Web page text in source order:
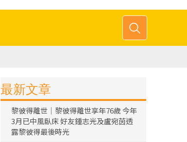
最新文章
黎彼得離世｜黎彼得離世享年76歲 今年
3月已中風臥床 好友鍾志光及盧宛茵透
露黎彼得最後時光